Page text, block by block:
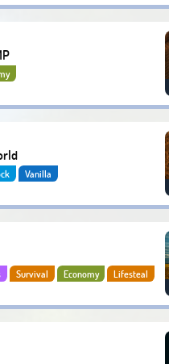
Vanilla
Survival Economy Lifesteal